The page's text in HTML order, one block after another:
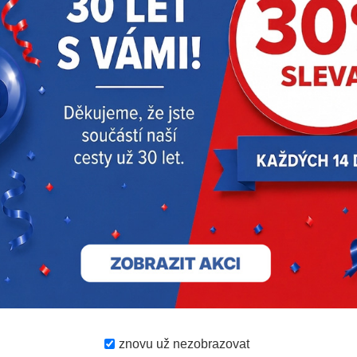
znovu už nezobrazovat
MILWAUKEE – OSD2
2 422 Kč s DPH
Sada vrtáků, bitů a
nástrčných klíčů
MILWAUKEE
SHOCKWAVE – 40 ks
1 310 Kč
1 077 Kč s DPH
RECENZE